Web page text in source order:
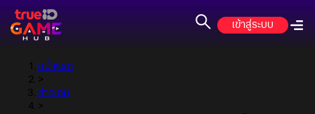
เข้าสู่ระบบ
หน้าแรก
>
ข่าวเกม
>